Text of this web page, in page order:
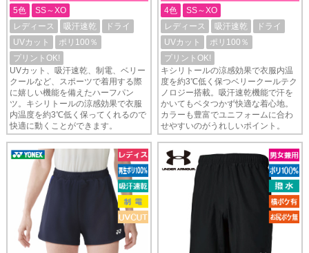
5色
SS～XO
レディース
吸汗速乾
ドライ
UVカット
ポリ100％
プリントOK!
UVカット、吸汗速乾、制電、ベリー
クールなど、スポーツで着用する際
に嬉しい機能を備えたハーフパン
ツ。キシリトールの涼感効果で衣服
内温度を約3℃低く保ってくれるので
快適に動くことができます。
4色
SS～XO
レディース
吸汗速乾
ドライ
UVカット
ポリ100％
プリントOK!
キシリトールの涼感効果で衣服内温
度を約3℃低く保つベリークールテク
ノロジー搭載。吸汗速乾機能で汗を
かいてもベタつかず快適な着心地。
カラーも豊富でユニフォームに合わ
せやすいのがうれしいポイント。